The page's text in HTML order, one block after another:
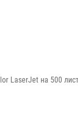
LaserJet на 500